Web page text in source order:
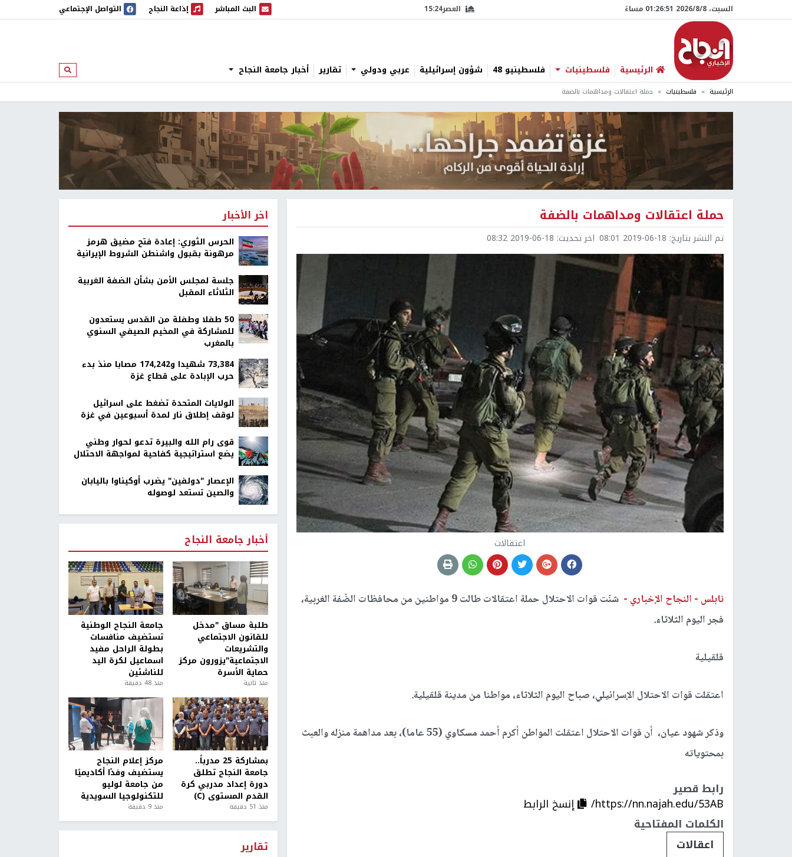
السبت، 8/‏8/‏2026 01:26:52 مساءً العصر15:24 البث المباشر
البث المباشر إذاعة النجاح
إذاعة النجاح التواصل الإجتماعي
الرئيسية فلسطينيات فلسطينيو 48 شؤون إسرائيلية عربي ودولي تقارير أخبار جامعة النجاح ابحث
الرئيسية فلسطينيات حملة اعتقالات ومداهمات بالضفة
حملة اعتقالات ومداهمات بالضفة
تم النشر بتاريخ: 2019-06-18 08:01 اخر تحديث: 2019-06-18 08:32
اعتقالات
نابلس - النجاح الإخباري -
شنّت قوات الاحتلال حملة اعتقالات طالت 9 مواطنين من محافظات الضّفة الغربية،
فجر اليوم الثلاثاء.
قلقيلية
اعتقلت قوات الاحتلال الإسرائيلي، صباح اليوم الثلاثاء، مواطنا من مدينة قلقيلية.
وذكر شهود عيان، أن قوات الاحتلال اعتقلت المواطن أكرم أحمد مسكاوي (55 عاما)، بعد مداهمة منزله والعبث
بمحتوياته
رابط قصير
https://nn.najah.edu/53AB/
إنسخ الرابط
الكلمات المفتاحية
اعقالات
اخر الأخبار
الحرس الثوري: إعادة فتح مضيق هرمز
مرهونة بقبول واشنطن الشروط الإيرانية
جلسة لمجلس الأمن بشأن الضفة الغربية
الثلاثاء المقبل
50 طفلا وطفلة من القدس يستعدون
للمشاركة في المخيم الصيفي السنوي
بالمغرب
73,384 شهيدا و174,242 مصابا منذ بدء
حرب الإبادة على قطاع غزة
الولايات المتحدة تضغط على اسرائيل
لوقف إطلاق نار لمدة أسبوعين في غزة
قوى رام الله والبيرة تدعو لحوار وطني
يضع استراتيجية كفاحية لمواجهة الاحتلال
الإعصار "دولفين" يضرب أوكيناوا باليابان
والصين تستعد لوصوله
أخبار جامعة النجاح
طلبة مساق "مدخل
للقانون الاجتماعي
والتشريعات
الاجتماعية"يزورون مركز
حماية الأسرة
منذ ثانية
جامعة النجاح الوطنية
تستضيف منافسات
بطولة الراحل مفيد
اسماعيل لكرة اليد
للناشئين
منذ 48 دقيقة
بمشاركة 25 مدرباً..
جامعة النجاح تطلق
دورة إعداد مدربي كرة
القدم المستوى (C)
منذ 51 دقيقة
مركز إعلام النجاح
يستضيف وفدًا أكاديميًا
من جامعة لوليو
للتكنولوجيا السويدية
منذ 9 دقيقة
تقارير